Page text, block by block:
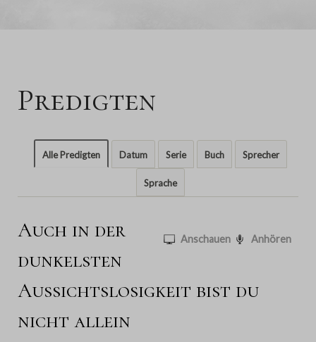
Predigten
Alle Predigten Datum Serie Buch Sprecher
Sprache
Anschauen Anhören
Auch in der
dunkelsten
Aussichtslosigkeit bist du
nicht allein